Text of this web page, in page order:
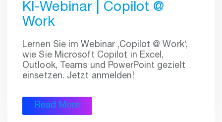
KI-Webinar | Copilot @
Work
Lernen Sie im Webinar ‚Copilot @ Work‘,
wie Sie Microsoft Copilot in Excel,
Outlook, Teams und PowerPoint gezielt
einsetzen. Jetzt anmelden!
Read More